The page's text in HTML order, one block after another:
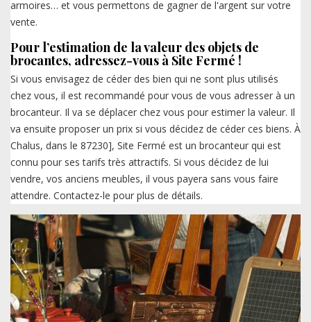
armoires… et vous permettons de gagner de l'argent sur votre
vente.
Pour l’estimation de la valeur des objets de
brocantes, adressez-vous à Site Fermé !
Si vous envisagez de céder des bien qui ne sont plus utilisés
chez vous, il est recommandé pour vous de vous adresser à un
brocanteur. Il va se déplacer chez vous pour estimer la valeur. Il
va ensuite proposer un prix si vous décidez de céder ces biens. À
Chalus, dans le 87230], Site Fermé est un brocanteur qui est
connu pour ses tarifs très attractifs. Si vous décidez de lui
vendre, vos anciens meubles, il vous payera sans vous faire
attendre. Contactez-le pour plus de détails.